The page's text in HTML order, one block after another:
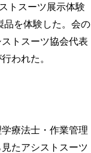
トスーツ展示体験
を体験した。会の
トスーツ協会代表
われた。
療法士・作業管理
たアシストスーツ